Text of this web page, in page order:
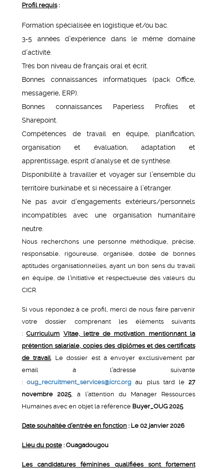
Profil requis:
Formation spécialisée en logistique et/ou bac.
3-5 années d’expérience dans le même domaine
d’activité.
Très bon niveau de français oral et écrit.
Bonnes connaissances informatiques (pack Office,
messagerie, ERP).
Bonnes connaissances Paperless Profiles et
Sharepoint.
Compétences de travail en équipe, planification,
organisation et évaluation, adaptation et
apprentissage, esprit d’analyse et de synthèse.
Disponibilité à travailler et voyager sur l’ensemble du
territoire burkinabè et si nécessaire à l’étranger.
Ne pas avoir d’engagements extérieurs/personnels
incompatibles avec une organisation humanitaire
neutre.
Nous recherchons une personne méthodique, précise,
responsable, rigoureuse, organisée, dotée de bonnes
aptitudes organisationnelles, ayant un bon sens du travail
en équipe, de l’initiative et respectueuse des valeurs du
CICR.
Si vous répondez à ce profil, merci de nous faire parvenir
votre dossier comprenant les éléments suivants
:Curriculum Vitae, lettre de motivation mentionnant la
prétention salariale, copies des diplômes et des certificats
de travail . Le dossier est à envoyer exclusivement par
email à l’adresse suivante
:oug_recruitment_services@icrc.org au plus tard le27
novembre 2025 , à l’attention du Manager Ressources
Humaines avec en objet la référence Buyer_OUG 2025
Date souhaitée d’entrée en fonction : Le 02 janvier 2026
Lieu du poste : Ouagadougou
Les candidatures féminines qualifiées sont fortement